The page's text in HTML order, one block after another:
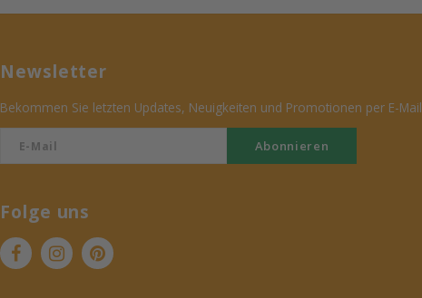
Newsletter
Bekommen Sie letzten Updates, Neuigkeiten und Promotionen per E-Mail
Abonnieren
Folge uns